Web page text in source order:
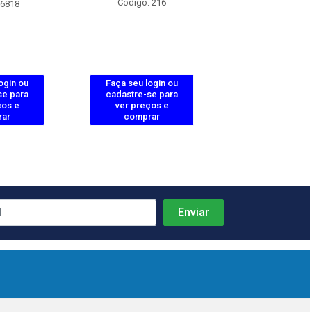
ou
para
e
Código: 216
Faça seu login ou
cadastre-se para
ver preços e
comprar